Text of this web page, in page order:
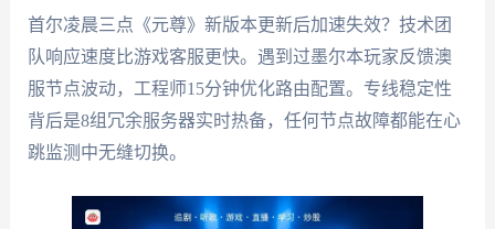
首尔凌晨三点《元尊》新版本更新后加速失效？技术团
队响应速度比游戏客服更快。遇到过墨尔本玩家反馈澳
服节点波动，工程师15分钟优化路由配置。专线稳定性
背后是8组冗余服务器实时热备，任何节点故障都能在心
跳监测中无缝切换。